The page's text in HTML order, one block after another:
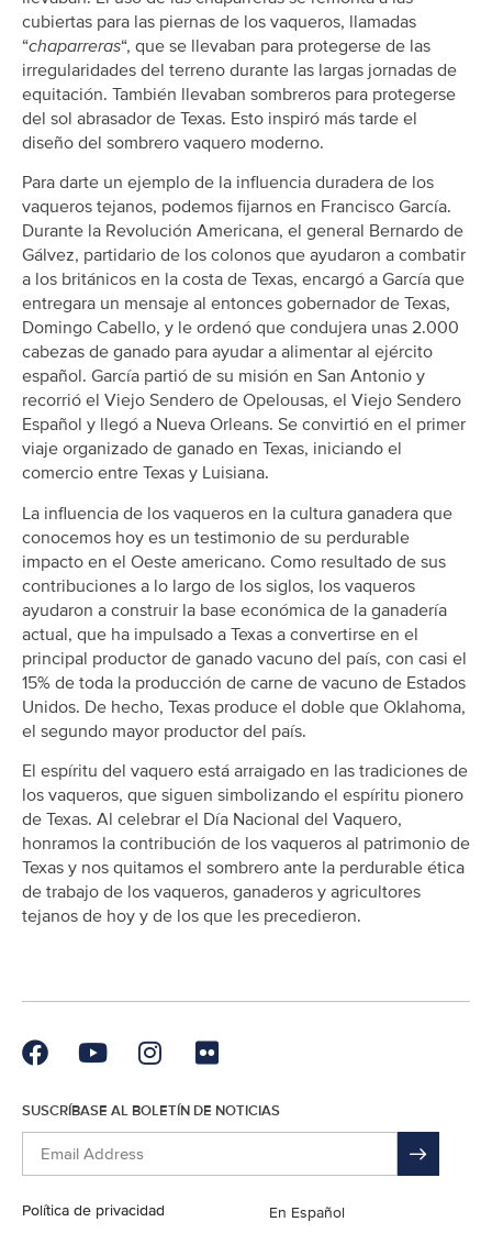
cubiertas para las piernas de los vaqueros, llamadas
“chaparreras“, que se llevaban para protegerse de las
irregularidades del terreno durante las largas jornadas de
equitación. También llevaban sombreros para protegerse
del sol abrasador de Texas. Esto inspiró más tarde el
diseño del sombrero vaquero moderno.
Para darte un ejemplo de la influencia duradera de los
vaqueros tejanos, podemos fijarnos en Francisco García.
Durante la Revolución Americana, el general Bernardo de
Gálvez, partidario de los colonos que ayudaron a combatir
a los británicos en la costa de Texas, encargó a García que
entregara un mensaje al entonces gobernador de Texas,
Domingo Cabello, y le ordenó que condujera unas 2.000
cabezas de ganado para ayudar a alimentar al ejército
español. García partió de su misión en San Antonio y
recorrió el Viejo Sendero de Opelousas, el Viejo Sendero
Español y llegó a Nueva Orleans. Se convirtió en el primer
viaje organizado de ganado en Texas, iniciando el
comercio entre Texas y Luisiana.
La influencia de los vaqueros en la cultura ganadera que
conocemos hoy es un testimonio de su perdurable
impacto en el Oeste americano. Como resultado de sus
contribuciones a lo largo de los siglos, los vaqueros
ayudaron a construir la base económica de la ganadería
actual, que ha impulsado a Texas a convertirse en el
principal productor de ganado vacuno del país, con casi el
15% de toda la producción de carne de vacuno de Estados
Unidos. De hecho, Texas produce el doble que Oklahoma,
el segundo mayor productor del país.
El espíritu del vaquero está arraigado en las tradiciones de
los vaqueros, que siguen simbolizando el espíritu pionero
de Texas. Al celebrar el Día Nacional del Vaquero,
honramos la contribución de los vaqueros al patrimonio de
Texas y nos quitamos el sombrero ante la perdurable ética
de trabajo de los vaqueros, ganaderos y agricultores
tejanos de hoy y de los que les precedieron.
SUSCRÍBASE AL BOLETÍN DE NOTICIAS
Política de privacidad En Español